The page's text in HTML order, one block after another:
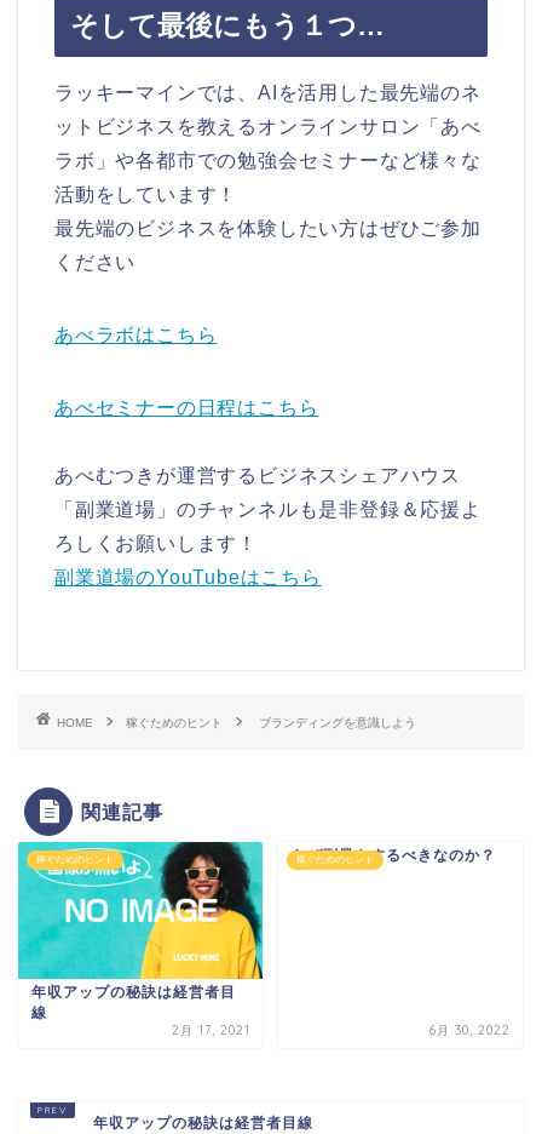
そして最後にもう１つ…
ラッキーマインでは、AIを活用した最先端のネ
ットビジネスを教えるオンラインサロン「あべ
ラボ」や各都市での勉強会セミナーなど様々な
活動をしています！
最先端のビジネスを体験したい方はぜひご参加
ください
あべラボはこちら
あべセミナーの日程はこちら
あべむつきが運営するビジネスシェアハウス
「副業道場」のチャンネルも是非登録＆応援よ
ろしくお願いします！
副業道場のYouTubeはこちら
HOME 稼ぐためのヒント ブランディングを意識しよう
関連記事
稼ぐためのヒント
年収アップの秘訣は経営者目
線
2月 17, 2021
稼ぐためのヒント
なぜ副業をするべきなのか？
6月 30, 2022
年収アップの秘訣は経営者目線